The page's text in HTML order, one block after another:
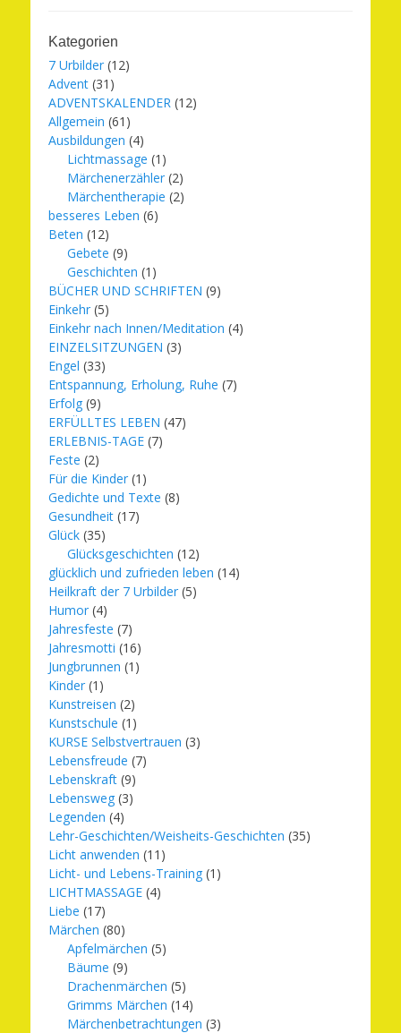
Kategorien
7 Urbilder (12)
Advent (31)
ADVENTSKALENDER (12)
Allgemein (61)
Ausbildungen (4)
Lichtmassage (1)
Märchenerzähler (2)
Märchentherapie (2)
besseres Leben (6)
Beten (12)
Gebete (9)
Geschichten (1)
BÜCHER UND SCHRIFTEN (9)
Einkehr (5)
Einkehr nach Innen/Meditation (4)
EINZELSITZUNGEN (3)
Engel (33)
Entspannung, Erholung, Ruhe (7)
Erfolg (9)
ERFÜLLTES LEBEN (47)
ERLEBNIS-TAGE (7)
Feste (2)
Für die Kinder (1)
Gedichte und Texte (8)
Gesundheit (17)
Glück (35)
Glücksgeschichten (12)
glücklich und zufrieden leben (14)
Heilkraft der 7 Urbilder (5)
Humor (4)
Jahresfeste (7)
Jahresmotti (16)
Jungbrunnen (1)
Kinder (1)
Kunstreisen (2)
Kunstschule (1)
KURSE Selbstvertrauen (3)
Lebensfreude (7)
Lebenskraft (9)
Lebensweg (3)
Legenden (4)
Lehr-Geschichten/Weisheits-Geschichten (35)
Licht anwenden (11)
Licht- und Lebens-Training (1)
LICHTMASSAGE (4)
Liebe (17)
Märchen (80)
Apfelmärchen (5)
Bäume (9)
Drachenmärchen (5)
Grimms Märchen (14)
Märchenbetrachtungen (3)